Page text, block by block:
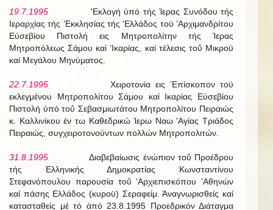
19.7.1995 'Εκλογή ύπό τής Ίερας Συνόδου τής
Ιεραρχίας τής ’Εκκλησίας τής 'Ελλάδος τοϋ ’Αρχιμανδρίτου
Εύσεβίου Πιστολή εις Μητροπολίτην τής Ίερας
Μητροπόλεως Σάμου καί ’Ικαρίας, καί τέλεσις τοΰ Μικροϋ
καί Μεγάλου Μηνύματος.
22.7.1995
Χειροτονία εις ’Επίσκοπον τοϋ
εκλεγμένου Μητροπολίτου Σάμου καί Ικαρίας Εύσεβίου
Πιστολή ύπό τοΰ Σεβασμιωτάτου Μητροπολίτου Πειραιώς
κ. Καλλινίκου έν τω Καθεδρικώ Ίερω Ναω 'Αγίας Τριάδος
Πειραιώς, συγχειροτονούντων πολλών Μητροπολιτών.
31.8.1995 Διαβεβαίωσις ένώπιον τοΰ Προέδρου
τής Ελληνικής Δημοκρατίας Κωνσταντίνου
Στεφανόπουλου παρουσία τοΰ ’Αρχιεπισκόπου ’Αθηνών
καί πάσης Ελλάδος (κυροϋ) Σεραφείμ. Άναγνωρισθείς καί
κατασταθείς μέ τό άπό 23.8.1995 Προεδρικόν Διάταγμα